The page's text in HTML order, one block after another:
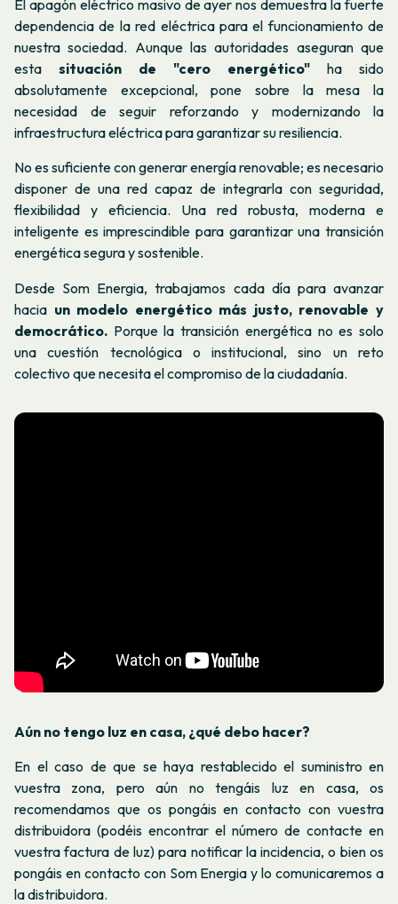
El apagón eléctrico masivo de ayer nos demuestra la fuerte
dependencia de la red eléctrica para el funcionamiento de
nuestra sociedad. Aunque las autoridades aseguran que
esta situación de "cero energético" ha sido
absolutamente excepcional, pone sobre la mesa la
necesidad de seguir reforzando y modernizando la
infraestructura eléctrica para garantizar su resiliencia.
No es suficiente con generar energía renovable; es necesario
disponer de una red capaz de integrarla con seguridad,
flexibilidad y eficiencia. Una red robusta, moderna e
inteligente es imprescindible para garantizar una transición
energética segura y sostenible.
Desde Som Energia, trabajamos cada día para avanzar
hacia un modelo energético más justo, renovable y
democrático. Porque la transición energética no es solo
una cuestión tecnológica o institucional, sino un reto
colectivo que necesita el compromiso de la ciudadanía.
Aún no tengo luz en casa, ¿qué debo hacer?
En el caso de que se haya restablecido el suministro en
vuestra zona, pero aún no tengáis luz en casa, os
recomendamos que os pongáis en contacto con vuestra
distribuidora (podéis encontrar el número de contacte en
vuestra factura de luz) para notificar la incidencia, o bien os
pongáis en contacto con Som Energia y lo comunicaremos a
la distribuidora.